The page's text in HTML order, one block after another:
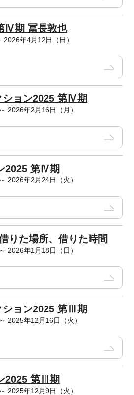
Ⅳ期 冨長敦也
年4月12日（日）
ション2025 第Ⅳ期
2026年2月16日（月）
2025 第Ⅳ期
2026年2月24日（火）
りた場所、借りた時間
2026年1月18日（日）
ション2025 第Ⅲ期
2025年12月16日（火）
2025 第Ⅲ期
2025年12月9日（火）